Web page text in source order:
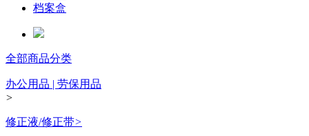
档案盒
全部商品分类
办公用品 | 劳保用品
>
修正液/修正带>